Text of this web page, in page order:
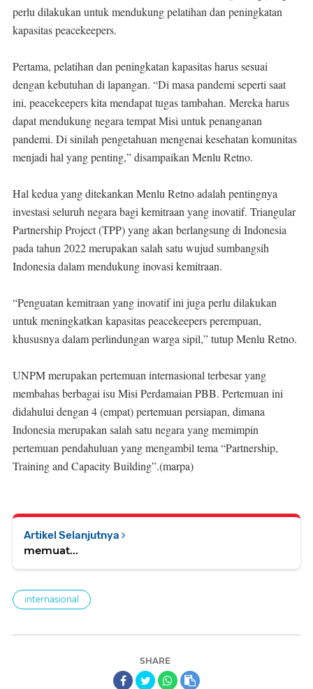
perlu dilakukan untuk mendukung pelatihan dan peningkatan
kapasitas peacekeepers.
Pertama, pelatihan dan peningkatan kapasitas harus sesuai
dengan kebutuhan di lapangan. “Di masa pandemi seperti saat
ini, peacekeepers kita mendapat tugas tambahan. Mereka harus
dapat mendukung negara tempat Misi untuk penanganan
pandemi. Di sinilah pengetahuan mengenai kesehatan komunitas
menjadi hal yang penting,” disampaikan Menlu Retno.
Hal kedua yang ditekankan Menlu Retno adalah pentingnya
investasi seluruh negara bagi kemitraan yang inovatif. Triangular
Partnership Project (TPP) yang akan berlangsung di Indonesia
pada tahun 2022 merupakan salah satu wujud sumbangsih
Indonesia dalam mendukung inovasi kemitraan.
“Penguatan kemitraan yang inovatif ini juga perlu dilakukan
untuk meningkatkan kapasitas peacekeepers perempuan,
khususnya dalam perlindungan warga sipil,” tutup Menlu Retno.
UNPM merupakan pertemuan internasional terbesar yang
membahas berbagai isu Misi Perdamaian PBB. Pertemuan ini
didahului dengan 4 (empat) pertemuan persiapan, dimana
Indonesia merupakan salah satu negara yang memimpin
pertemuan pendahuluan yang mengambil tema “Partnership,
Training and Capacity Building”.(marpa)
Artikel Selanjutnya
memuat...
internasional
SHARE